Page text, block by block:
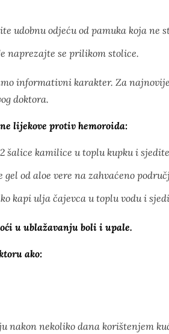
udobnu odjeću od pamuka koja ne
naprezajte se prilikom stolice.
informativni karakter. Za
doktora.
lijekove protiv hemoroida:
šalice kamilice u toplu kupku i
gel od aloe vere na zahvaćeno
kapi ulja čajevca u toplu vodu i
u ublažavanju boli i upale.
ako:
nakon nekoliko dana korištenjem